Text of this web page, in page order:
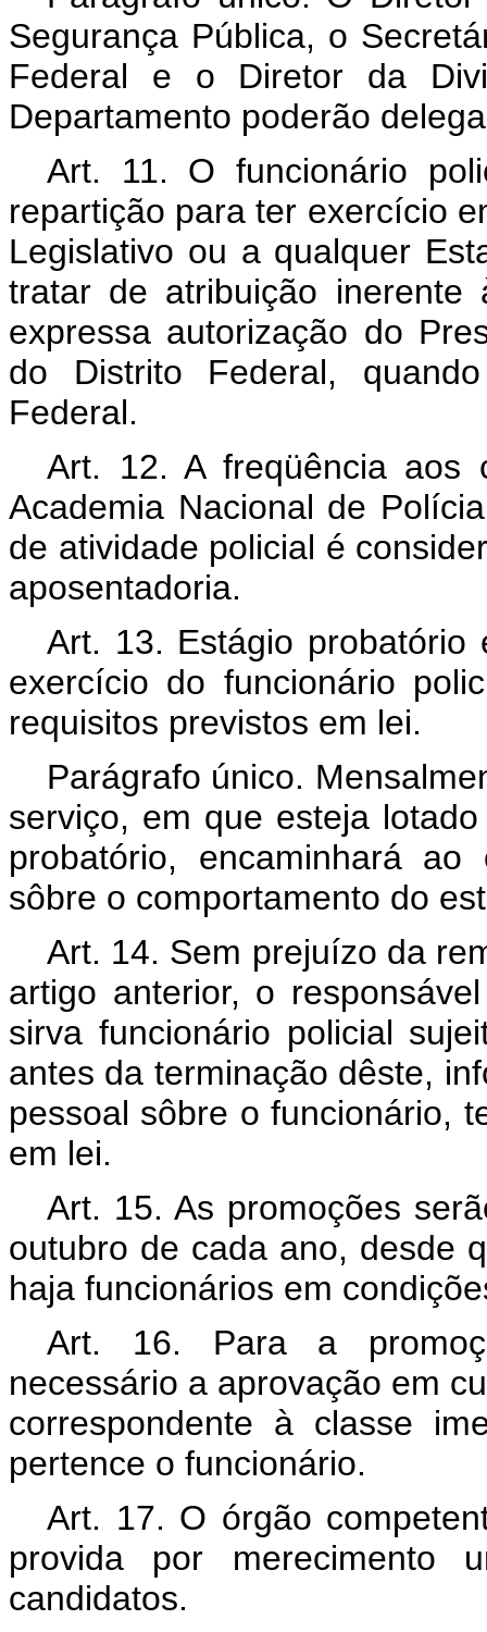
Segurança Pública, o
Federal e o Diretor da
Departamento poderão
Art. 11. O funcionário
repartição para ter exercício
Legislativo ou a qualquer
tratar de atribuição
expressa autorização do
do Distrito Federal,
Federal.
Art. 12. A freqüência aos
Academia Nacional de
de atividade policial é
aposentadoria.
Art. 13. Estágio
exercício do funcionário
requisitos previstos em lei.
Parágrafo único.
serviço, em que esteja
probatório, encaminhará
sôbre o comportamento do
Art. 14. Sem prejuízo da
artigo anterior, o
sirva funcionário policial
antes da terminação dêste,
pessoal sôbre o funcionário,
em lei.
Art. 15. As promoções
outubro de cada ano, desde
haja funcionários em
Art. 16. Para a
necessário a aprovação em
correspondente à classe
pertence o funcionário.
Art. 17. O órgão
provida por merecimento
candidatos.